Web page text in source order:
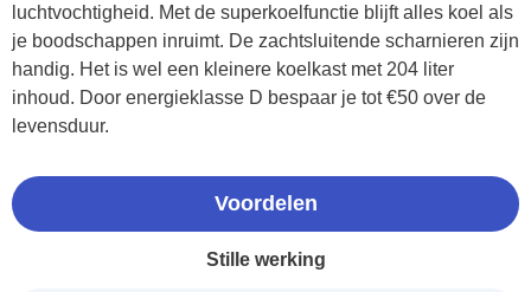
luchtvochtigheid. Met de superkoelfunctie blijft alles koel als
je boodschappen inruimt. De zachtsluitende scharnieren zijn
handig. Het is wel een kleinere koelkast met 204 liter
inhoud. Door energieklasse D bespaar je tot €50 over de
levensduur.
Voordelen
Stille werking